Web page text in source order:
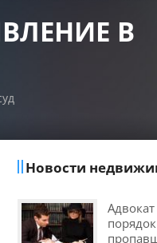
В
Новости